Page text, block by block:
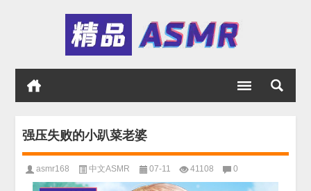
强压失败的小趴菜老婆
asmr168 中文ASMR 07-11 41108 0